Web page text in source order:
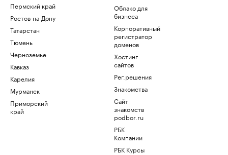
Пермский край
Ростов-на-Дону
Татарстан
Тюмень
Черноземье
Кавказ
Карелия
Мурманск
Приморский
край
Облако для
бизнеса
Корпоративный
регистратор
доменов
Хостинг
сайтов
Рег.решения
Знакомства
Сайт
знакомств
podbor.ru
РБК
Компании
РБК Курсы